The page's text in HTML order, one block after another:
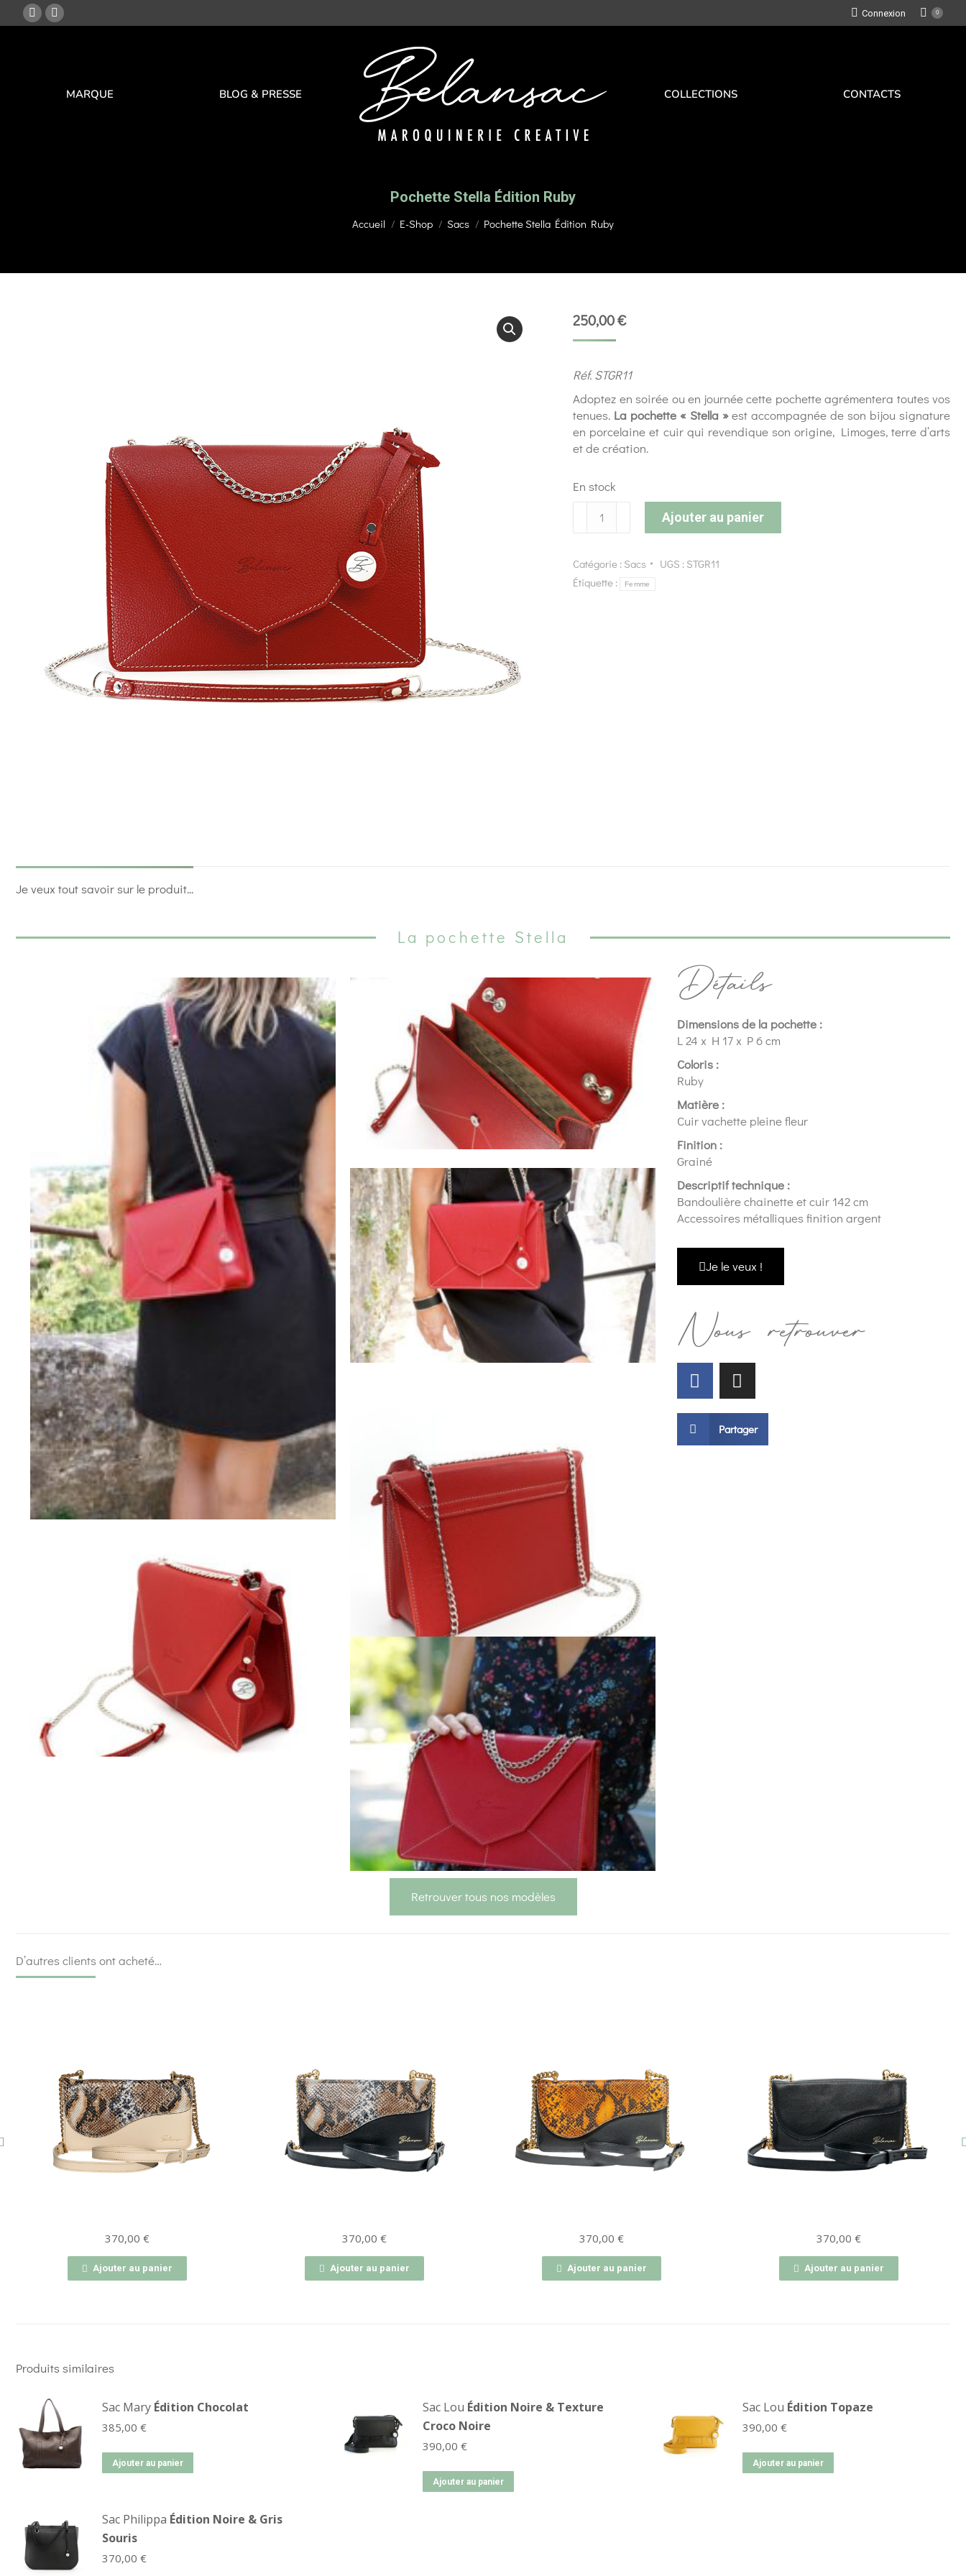
Connexion 0
MARQUE BLOG & PRESSE COLLECTIONS CONTACTS
Pochette Stella Édition Ruby
Vous êtes ici :
Accueil E-Shop Sacs Pochette Stella Édition Ruby
250,00€
Réf. STGR11
Adoptez en soirée ou en journée cette pochette agrémentera toutes vos
tenues. La pochette « Stella »est accompagnée de son bijou signature
en porcelaine et cuir qui revendique son origine, Limoges, terre d’arts
et de création.
En stock
Ajouter au panier
Catégorie : Sacs UGS : STGR11
Étiquette :
Femme
Je veux tout savoir sur le produit...
La pochette Stella
Détails
Dimensions de la pochette :
L 24 x H 17 x P 6 cm
Coloris :
Ruby
Matière :
Cuir vachette pleine fleur
Finition :
Grainé
Descriptif technique :
Bandoulière chainette et cuir 142 cm
Accessoires métalliques finition argent
Je le veux !
Nous retrouver
Partager
Retrouver tous nos modèles
D’autres clients ont acheté…
Produits similaires
Sac Mary Édition Chocolat
385,00 €
Ajouter au panier
Sac Lou Édition Noire & Texture
Croco Noire
390,00 €
Ajouter au panier
Sac Lou Édition Topaze
390,00 €
Ajouter au panier
Sac Philippa Édition Noire & Gris
Souris
370,00 €